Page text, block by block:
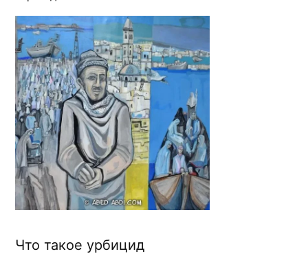
Что такое урбицид